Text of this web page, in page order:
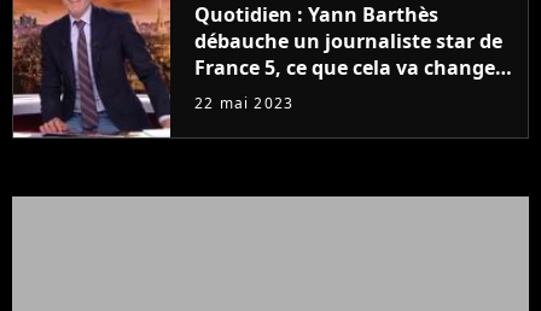
Quotidien : Yann Barthès
débauche un journaliste star de
France 5, ce que cela va changer
à la rentrée
22 mai 2023